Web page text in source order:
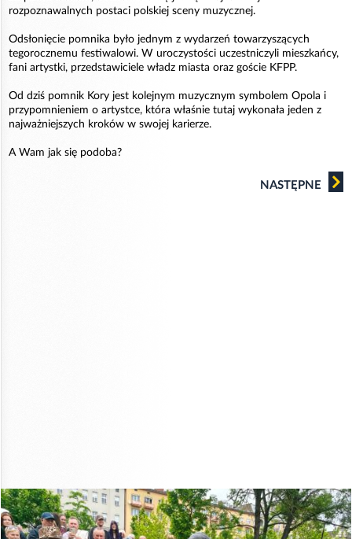
rozpoznawalnych postaci polskiej sceny muzycznej.
Odsłonięcie pomnika było jednym z wydarzeń towarzyszących
tegorocznemu festiwalowi. W uroczystości uczestniczyli mieszkańcy,
fani artystki, przedstawiciele władz miasta oraz goście KFPP.
Od dziś pomnik Kory jest kolejnym muzycznym symbolem Opola i
przypomnieniem o artystce, która właśnie tutaj wykonała jeden z
najważniejszych kroków w swojej karierze.
A Wam jak się podoba?
NASTĘPNE